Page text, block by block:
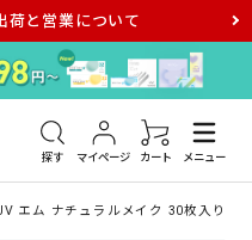
荷と営業について
探す マイページ カート メニュー
ダリスト メガネ
エム ナチュラルメイク 30枚入り